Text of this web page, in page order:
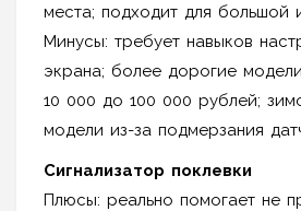
места; подходит для большой
Минусы: требует навыков
экрана; более дорогие
10 000 до 100 000 рублей;
модели из-за подмерзания
Сигнализатор поклевки
Плюсы: реально помогает не